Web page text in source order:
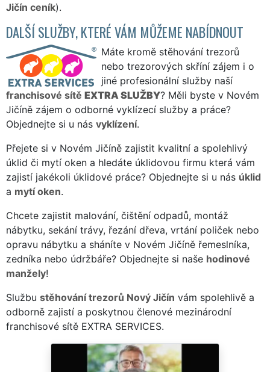
Jičín ceník).
DALŠÍ SLUŽBY, KTERÉ VÁM MŮŽEME NABÍDNOUT
Máte kromě stěhování trezorů
nebo trezorových skříní zájem i o
jiné profesionální služby naší
franchisové sítě EXTRA SLUŽBY? Měli byste v Novém
Jičíně zájem o odborné vyklízecí služby a práce?
Objednejte si u nás vyklízení.
Přejete si v Novém Jičíně zajistit kvalitní a spolehlivý
úklid či mytí oken a hledáte úklidovou firmu která vám
zajistí jakékoli úklidové práce? Objednejte si u nás úklid
a mytí oken.
Chcete zajistit malování, čištění odpadů, montáž
nábytku, sekání trávy, řezání dřeva, vrtání poliček nebo
opravu nábytku a sháníte v Novém Jičíně řemeslníka,
zedníka nebo údržbáře? Objednejte si naše hodinové
manžely!
Službu stěhování trezorů Nový Jičín vám spolehlivě a
odborně zajistí a poskytnou členové mezinárodní
franchisové sítě EXTRA SERVICES.